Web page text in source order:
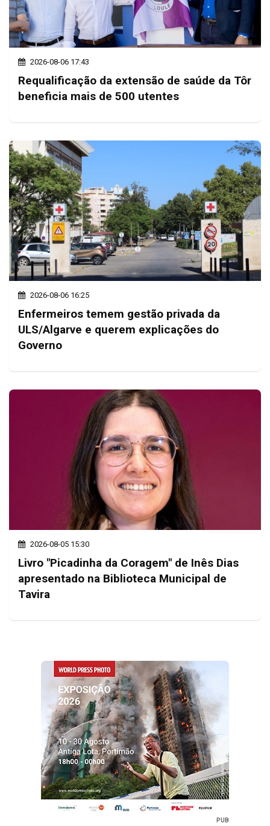
2026-08-06 17:43
Requalificação da extensão de saúde da Tôr
beneficia mais de 500 utentes
2026-08-06 16:25
Enfermeiros temem gestão privada da
ULS/Algarve e querem explicações do
Governo
2026-08-05 15:30
Livro "Picadinha da Coragem" de Inês Dias
apresentado na Biblioteca Municipal de
Tavira
PUB